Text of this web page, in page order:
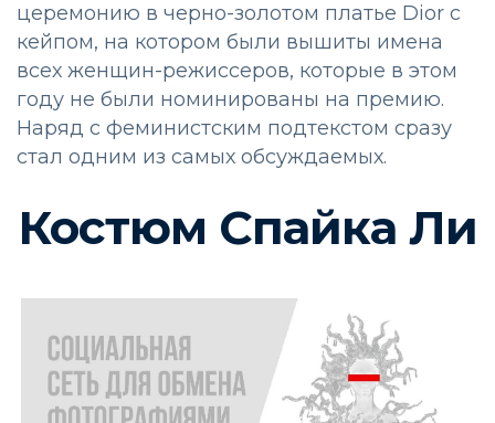
церемонию в черно-золотом платье Dior с
кейпом, на котором были вышиты имена
всех женщин-режиссеров, которые в этом
году не были номинированы на премию.
Наряд с феминистским подтекстом сразу
стал одним из самых обсуждаемых.
Костюм Спайка Ли